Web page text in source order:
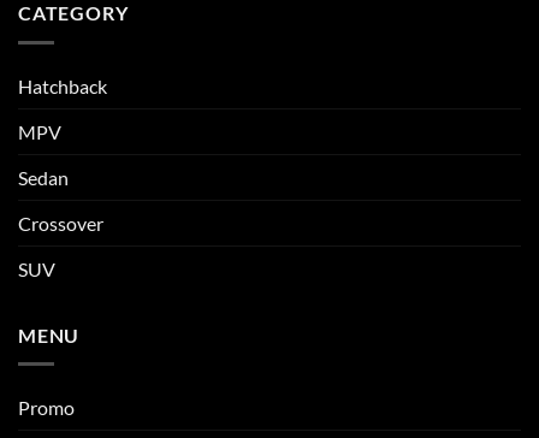
CATEGORY
Hatchback
MPV
Sedan
Crossover
SUV
MENU
Promo